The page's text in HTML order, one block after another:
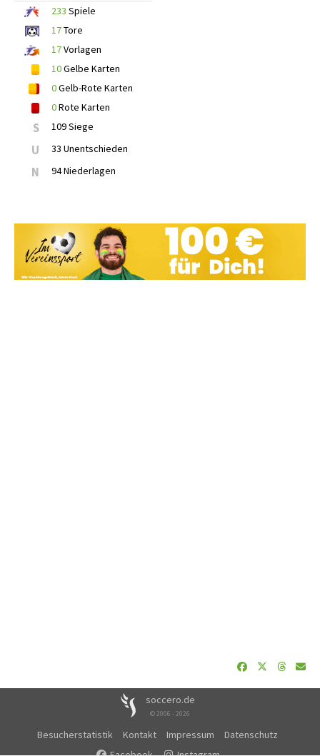
233 Spiele
17Tore
17Vorlagen
10Gelbe Karten
0Gelb-Rote Karten
0Rote Karten
S 109 Siege
U 33 Unentschieden
N 94 Niederlagen
soccero.de
© 2006 - 2026
Besucherstatistik Kontakt Impressum
Datenschutz